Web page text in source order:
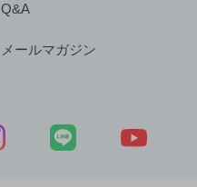
Q&A
メールマガジン